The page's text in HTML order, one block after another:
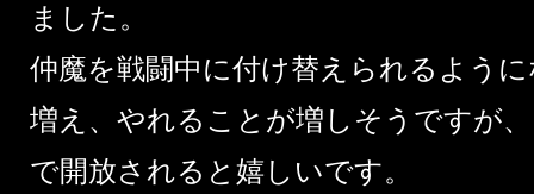
ました。
仲魔を戦闘中に付け替えられるよう
増え、やれることが増しそうですが
で開放されると嬉しいです。